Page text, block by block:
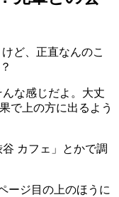
ど、正直なんのこ
な感じだよ。大丈
で上の方に出るよう
カフェ」とかで調
ージ目の上のほうに